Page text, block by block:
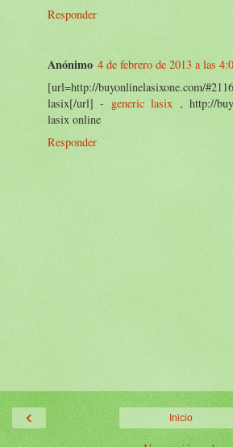
Responder
Anónimo 4 de febrero de 2013 a las
[url=http://
lasix[/url] - generic lasix , http://
lasix online
Responder
‹ Inicio